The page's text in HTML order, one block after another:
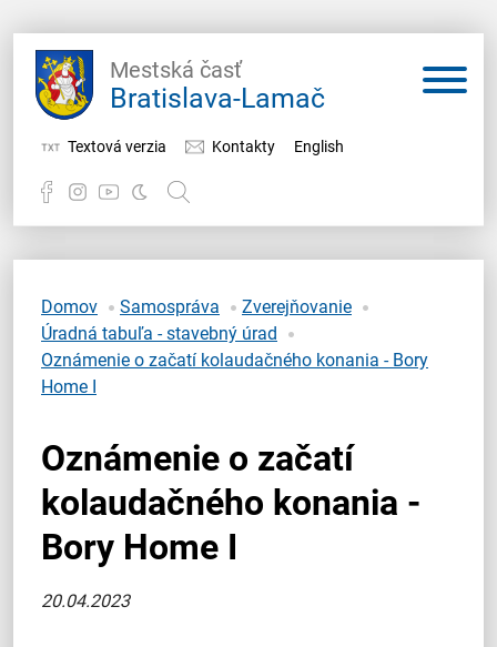
Mestská časť
Bratislava-Lamač
Textová verzia Kontakty English
Samospráva
Miestny úrad
O Lamači
Domov Samospráva
Zverejňovanie
Úradná tabuľa - stavebný úrad
Oznámenie o začatí kolaudačného konania - Bory
Home I
Oznámenie o začatí
kolaudačného konania -
Bory Home I
20.04.2023